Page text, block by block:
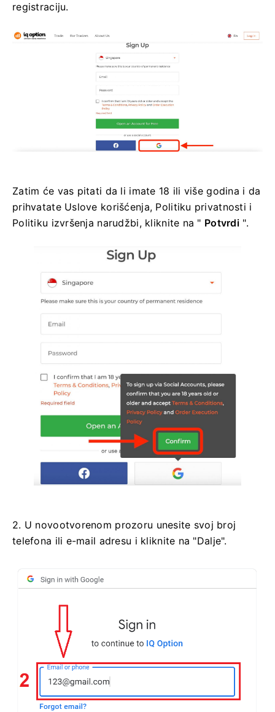
registraciju.
Zatim će vas pitati da li imate 18 ili više godina i da
prihvatate Uslove korišćenja, Politiku privatnosti i
Politiku izvršenja narudžbi, kliknite na " Potvrdi ".
2. U novootvorenom prozoru unesite svoj broj
telefona ili e-mail adresu i kliknite na "Dalje".